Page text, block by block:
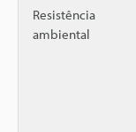
Resistência
ambiental